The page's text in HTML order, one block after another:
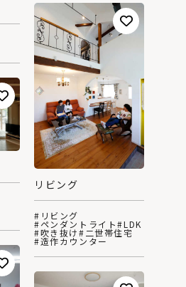
リビング
#リビング
#ペンダントライト#LDK
#吹き抜け#二世帯住宅
#造作カウンター